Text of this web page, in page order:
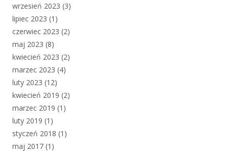
wrzesień 2023 (3)
lipiec 2023 (1)
czerwiec 2023 (2)
maj 2023 (8)
kwiecień 2023 (2)
marzec 2023 (4)
luty 2023 (12)
kwiecień 2019 (2)
marzec 2019 (1)
luty 2019 (1)
styczeń 2018 (1)
maj 2017 (1)